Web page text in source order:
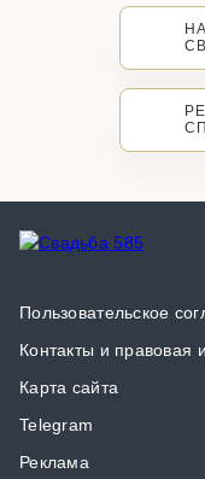
Пользовательское
Контакты и правовая
Карта сайта
Telegram
Реклама